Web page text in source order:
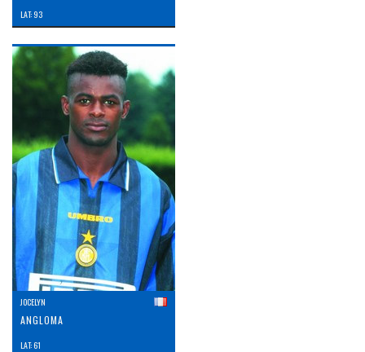
LAT: 93
JOCELYN
ANGLOMA
LAT: 61